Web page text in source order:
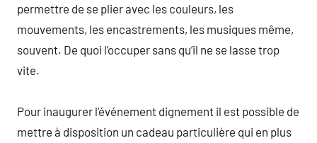
permettre de se plier avec les couleurs, les
mouvements, les encastrements, les musiques même,
souvent. De quoi l’occuper sans qu’il ne se lasse trop
vite.
Pour inaugurer l’événement dignement il est possible de
mettre à disposition un cadeau particulière qui en plus